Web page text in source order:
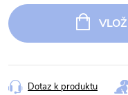
cena:
Dotaz k produktu